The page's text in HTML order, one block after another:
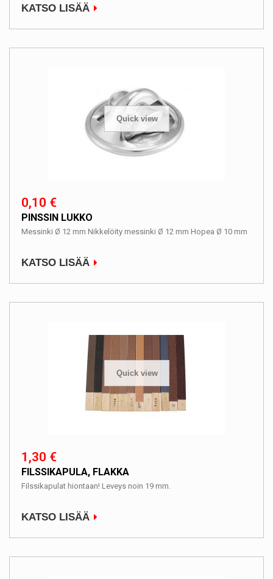
KATSO LISÄÄ
Quick view
0,10 €
PINSSIN LUKKO
Messinki Ø 12 mm Nikkelöity messinki Ø 12 mm Hopea Ø 10 mm
KATSO LISÄÄ
Quick view
1,30 €
FILSSIKAPULA, FLAKKA
Filssikapulat hiontaan! Leveys noin 19 mm.
KATSO LISÄÄ